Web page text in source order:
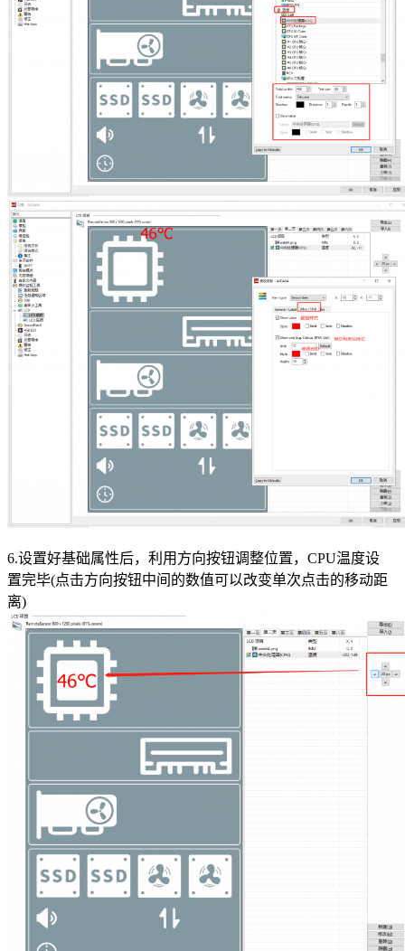
6.设置好基础属性后，利用方向按钮调整位置，CPU温度设
置完毕(点击方向按钮中间的数值可以改变单次点击的移动距
离)